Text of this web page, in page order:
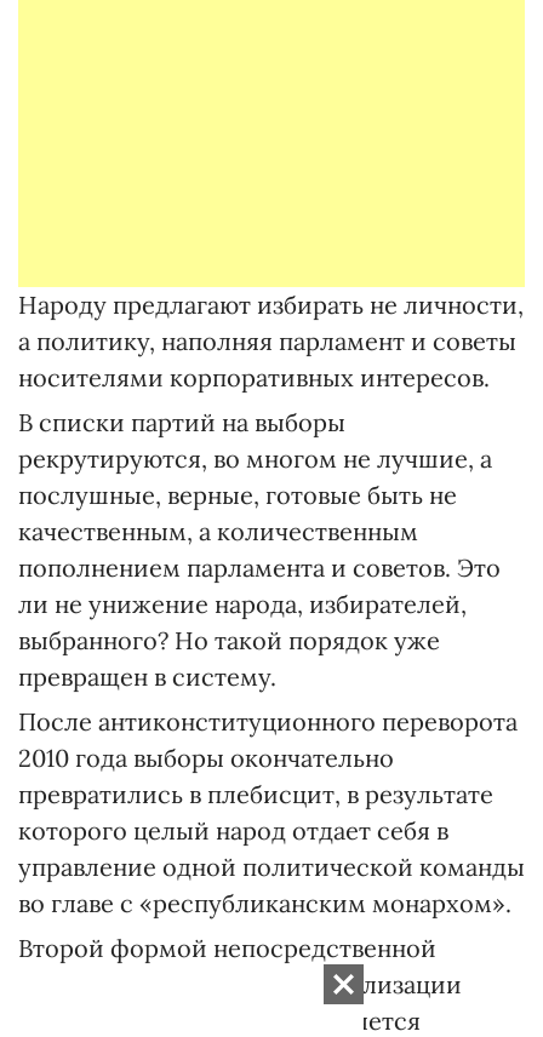
Народу предлагают избирать не личности,
а политику, наполняя парламент и советы
носителями корпоративных интересов.
В списки партий на выборы
рекрутируются, во многом не лучшие, а
послушные, верные, готовые быть не
качественным, а количественным
пополнением парламента и советов. Это
ли не унижение народа, избирателей,
выбранного? Но такой порядок уже
превращен в систему.
После антиконституционного переворота
2010 года выборы окончательно
превратились в плебисцит, в результате
которого целый народ отдает себя в
управление одной политической команды
во главе с «республиканским монархом».
Второй формой непосредственной
демократии и средством реализации
народного суверенитета является